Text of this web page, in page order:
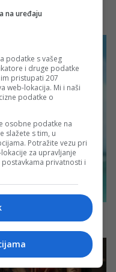
na uređaju
podatke s vašeg
i druge podatke
pristupati 207
web-lokacija. Mi i naši
podatke o
osobne podatke na
slažete s tim, u
Potražite vezu pri
za upravljanje
privatnosti i